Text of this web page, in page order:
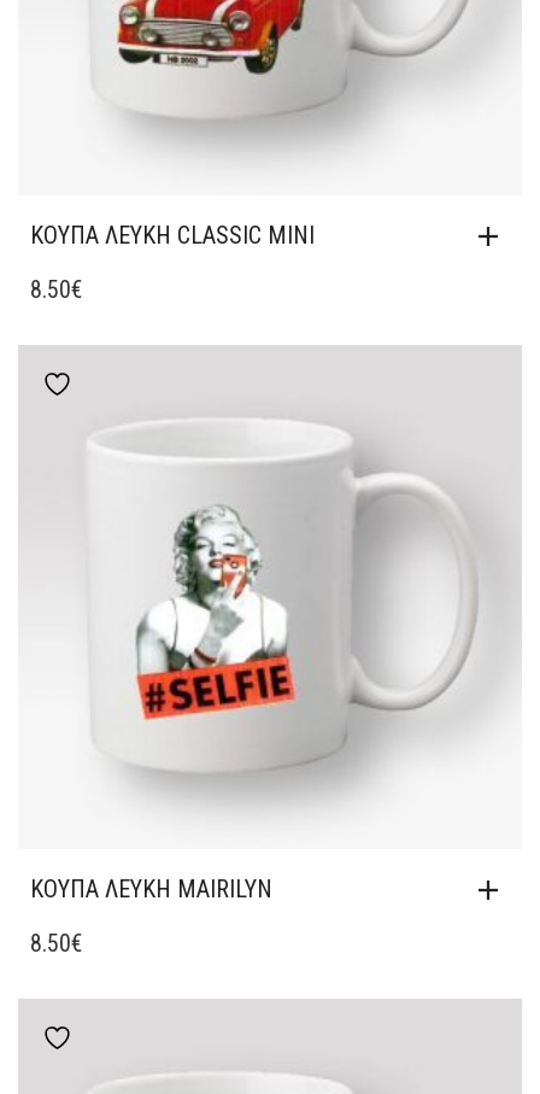
ΚΟΎΠΑ ΛΕΥΚΉ CLASSIC MINI
8.50€
ΚΟΎΠΑ ΛΕΥΚΉ MAIRILYN
8.50€